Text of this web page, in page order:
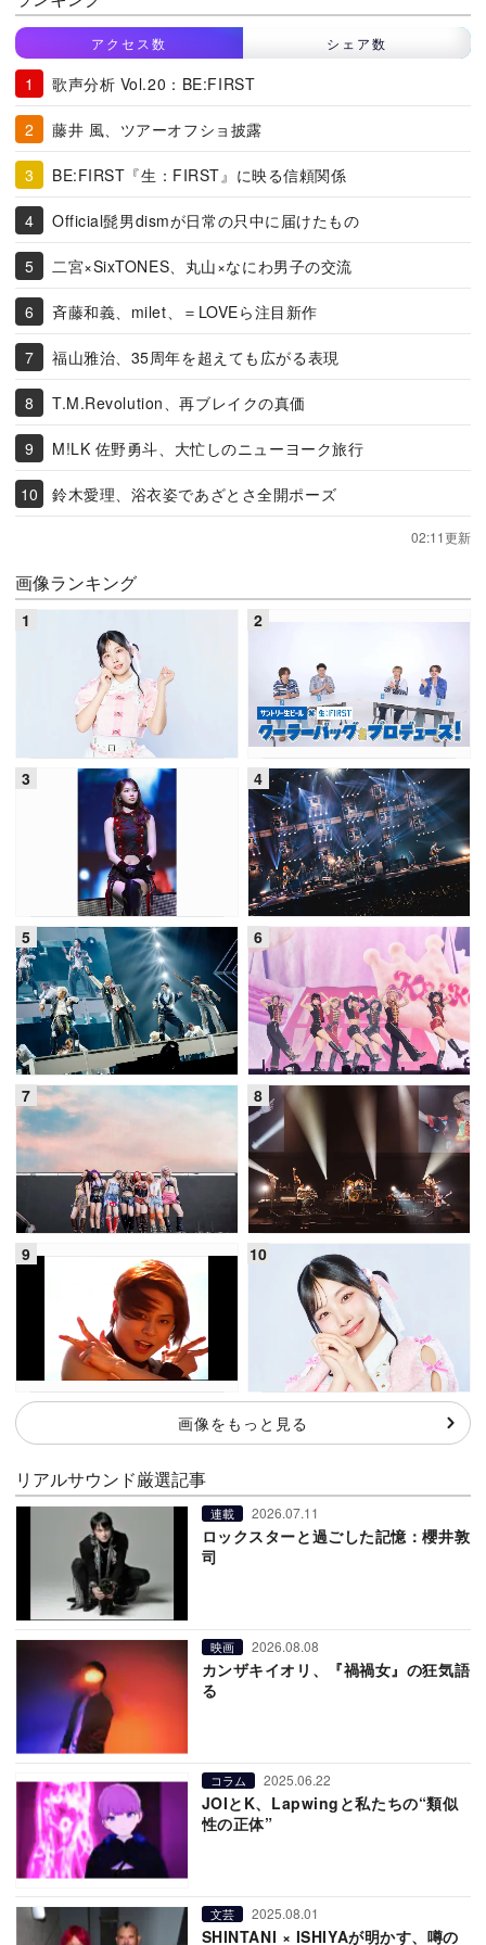
アクセス数 シェア数
歌声分析 Vol.20：BE:FIRST
藤井 風、ツアーオフショ披露
BE:FIRST『生：FIRST』に映る信頼関係
Official髭男dismが日常の只中に届けたもの
二宮×SixTONES、丸山×なにわ男子の交流
斉藤和義、milet、＝LOVEら注目新作
福山雅治、35周年を超えても広がる表現
T.M.Revolution、再ブレイクの真価
M!LK 佐野勇斗、大忙しのニューヨーク旅行
鈴木愛理、浴衣姿であざとさ全開ポーズ
02:11更新
画像ランキング
画像をもっと見る
リアルサウンド厳選記事
連載 2026.07.11
ロックスターと過ごした記憶：櫻井敦
司
映画 2026.08.08
カンザキイオリ、『禍禍女』の狂気語
る
コラム 2025.06.22
JOIとK、Lapwingと私たちの“類似
性の正体”
文芸 2025.08.01
SHINTANI × ISHIYAが明かす、噂の